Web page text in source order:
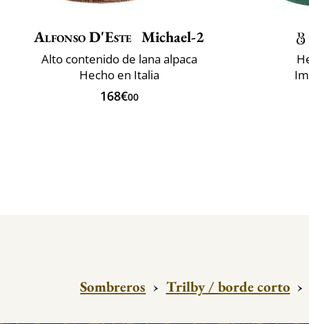
Alfonso D'Este Michael-2
Alto contenido de lana alpaca
Hecho en Italia
168€00
Sombreros › Trilby / borde corto ›